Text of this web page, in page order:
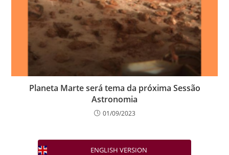
Planeta Marte será tema da próxima Sessão
Astronomia
01/09/2023
ENGLISH VERSION